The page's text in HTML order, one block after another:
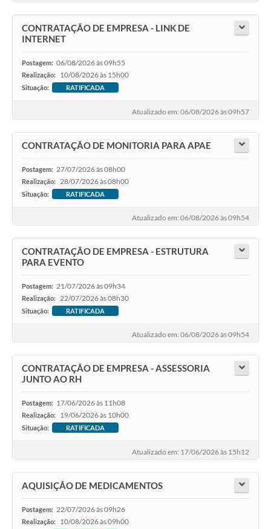
CONTRATAÇÃO DE EMPRESA - LINK DE
INTERNET
Postagem: 06/08/2026 às 09h55
Realização: 10/08/2026 às 15h00
Situação: RATIFICADA
Atualizado em: 06/08/2026 às 09h57
CONTRATAÇÃO DE MONITORIA PARA APAE
Postagem: 27/07/2026 às 08h00
Realização: 28/07/2026 às 08h00
Situação: RATIFICADA
Atualizado em: 06/08/2026 às 09h54
CONTRATAÇÃO DE EMPRESA - ESTRUTURA
PARA EVENTO
Postagem: 21/07/2026 às 09h34
Realização: 22/07/2026 às 08h30
Situação: RATIFICADA
Atualizado em: 06/08/2026 às 09h54
CONTRATAÇÃO DE EMPRESA - ASSESSORIA
JUNTO AO RH
Postagem: 17/06/2026 às 11h08
Realização: 19/06/2026 às 10h00
Situação: RATIFICADA
Atualizado em: 17/06/2026 às 15h12
AQUISIÇÃO DE MEDICAMENTOS
Postagem: 22/07/2026 às 09h26
Realização: 10/08/2026 às 09h00